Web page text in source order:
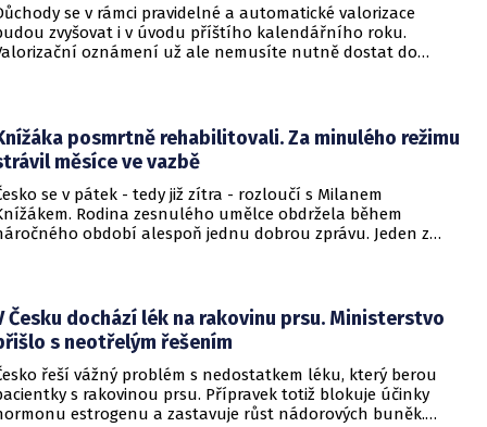
se v rámci pravidelné a automatické valorizace
zvyšovat i v úvodu příštího kalendářního roku.
oznámení už ale nemusíte nutně dostat do
posmrtně rehabilitovali. Za minulého režimu
měsíce ve vazbě
se v pátek - tedy již zítra - rozloučí s Milanem
Rodina zesnulého umělce obdržela během
období alespoň jednu dobrou zprávu. Jeden z
Česku dochází lék na rakovinu prsu. Ministerstvo
s neotřelým řešením
řeší vážný problém s nedostatkem léku, který berou
s rakovinou prsu. Přípravek totiž blokuje účinky
estrogenu a zastavuje růst nádorových buněk.